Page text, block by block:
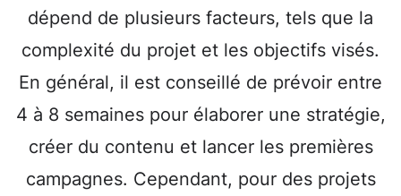
dépend de plusieurs facteurs, tels que la
complexité du projet et les objectifs visés.
En général, il est conseillé de prévoir entre
4 à 8 semaines pour élaborer une stratégie,
créer du contenu et lancer les premières
campagnes. Cependant, pour des projets